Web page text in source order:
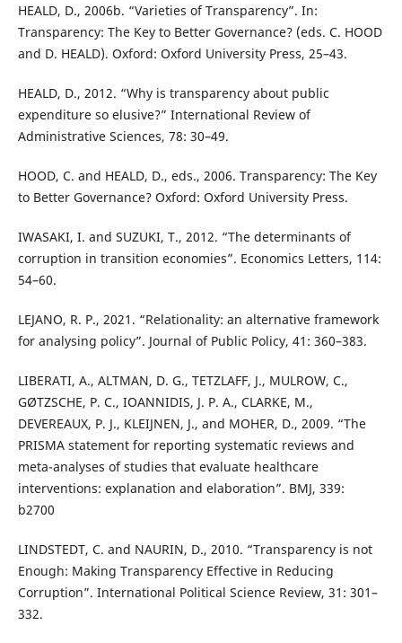
HEALD, D., 2006b. “Varieties of Transparency”. In:
Transparency: The Key to Better Governance? (eds. C. HOOD
and D. HEALD). Oxford: Oxford University Press, 25–43.
HEALD, D., 2012. “Why is transparency about public
expenditure so elusive?” International Review of
Administrative Sciences, 78: 30–49.
HOOD, C. and HEALD, D., eds., 2006. Transparency: The Key
to Better Governance? Oxford: Oxford University Press.
IWASAKI, I. and SUZUKI, T., 2012. “The determinants of
corruption in transition economies”. Economics Letters, 114:
54–60.
LEJANO, R. P., 2021. “Relationality: an alternative framework
for analysing policy”. Journal of Public Policy, 41: 360–383.
LIBERATI, A., ALTMAN, D. G., TETZLAFF, J., MULROW, C.,
GØTZSCHE, P. C., IOANNIDIS, J. P. A., CLARKE, M.,
DEVEREAUX, P. J., KLEIJNEN, J., and MOHER, D., 2009. “The
PRISMA statement for reporting systematic reviews and
meta-analyses of studies that evaluate healthcare
interventions: explanation and elaboration”. BMJ, 339:
b2700
LINDSTEDT, C. and NAURIN, D., 2010. “Transparency is not
Enough: Making Transparency Effective in Reducing
Corruption”. International Political Science Review, 31: 301–
332.